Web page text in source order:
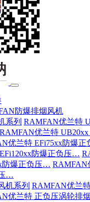
防爆排烟风机
系列 RAMFAN优兰特
RAMFAN优兰特
优兰特 EFi75xx防爆
防爆正负压…
防爆正负压… RAMFAN
…
机系列 RAMFAN优兰
优兰特 正负压涡轮排